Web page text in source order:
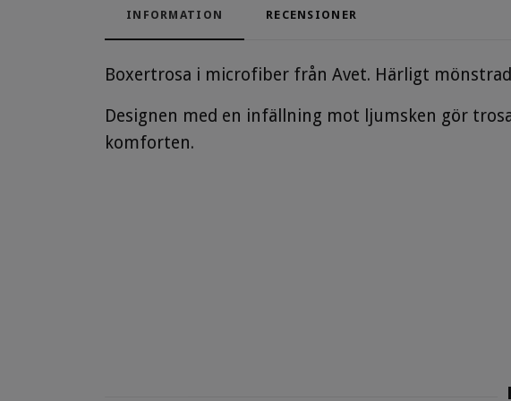
INFORMATION RECENSIONER
Boxertrosa i microfiber från Avet. Härligt
Designen med en infällning mot ljumsken gör
komforten.